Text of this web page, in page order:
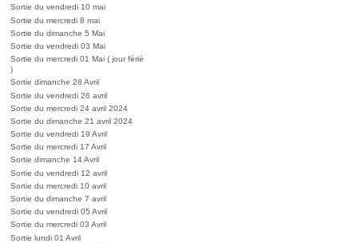
Sortie du vendredi 10 mai
Sortie du mercredi 8 mai
Sortie du dimanche 5 Mai
Sortie du vendredi 03 Mai
Sortie du mercredi 01 Mai ( jour férié
)
Sortie dimanche 28 Avril
Sortie du vendredi 26 avril
Sortie du mercredi 24 avril 2024
Sortie du dimanche 21 avril 2024
Sortie du vendredi 19 Avril
Sortie du mercredi 17 Avril
Sortie dimanche 14 Avril
Sortie du vendredi 12 avril
Sortie du mercredi 10 avril
Sortie du dimanche 7 avril
Sortie du vendredi 05 Avril
Sortie du mercredi 03 Avril
Sortie lundi 01 Avril